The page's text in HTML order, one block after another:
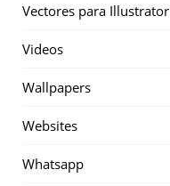
Vectores para Illustrator
Videos
Wallpapers
Websites
Whatsapp